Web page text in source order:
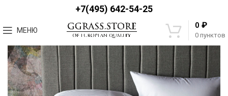
+7(495) 642-54-25
МЕНЮ
0 пунктов
0 ₽